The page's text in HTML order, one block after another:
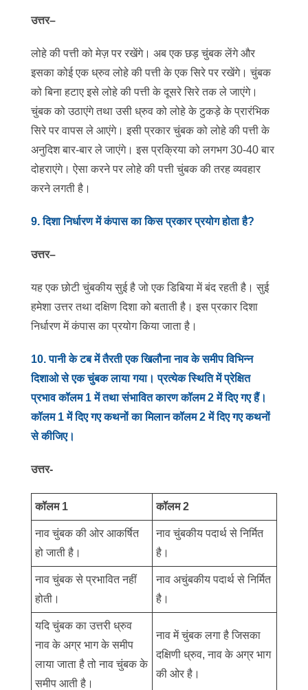
उत्तर–
लोहे की पत्ती को मेज़ पर रखेंगे। अब एक छड़ चुंबक लेंगे और
इसका कोई एक ध्रुव लोहे की पत्ती के एक सिरे पर रखेंगे। चुंबक
को बिना हटाए इसे लोहे की पत्ती के दूसरे सिरे तक ले जाएंगे।
चुंबक को उठाएंगे तथा उसी ध्रुव को लोहे के टुकड़े के प्रारंभिक
सिरे पर वापस ले आएंगे। इसी प्रकार चुंबक को लोहे की पत्ती के
अनुदिश बार-बार ले जाएंगे। इस प्रक्रिया को लगभग 30-40 बार
दोहराएंगे। ऐसा करने पर लोहे की पत्ती चुंबक की तरह व्यवहार
करने लगती है।
9.दिशा निर्धारण में कंपास का किस प्रकार प्रयोग होता है?
उत्तर–
यह एक छोटी चुंबकीय सुई है जो एक डिबिया में बंद रहती है। सुई
हमेशा उत्तर तथा दक्षिण दिशा को बताती है। इस प्रकार दिशा
निर्धारण में कंपास का प्रयोग किया जाता है।
10.पानी के टब में तैरती एक खिलौना नाव के समीप विभिन्न
दिशाओ से एक चुंबक लाया गया। प्रत्येक स्थिति में प्रेक्षित
प्रभाव कॉलम 1 में तथा संभावित कारण कॉलम 2 में दिए गए हैं।
कॉलम 1 में दिए गए कथनों का मिलान कॉलम 2 में दिए गए कथनों
से कीजिए।
उत्तर-
कॉलम 1 कॉलम 2
नाव चुंबक की ओर आकर्षित
हो जाती है।
नाव चुंबकीय पदार्थ से निर्मित
है।
नाव चुंबक से प्रभावित नहीं
होती।
नाव अचुंबकीय पदार्थ से निर्मित
है।
यदि चुंबक का उत्तरी ध्रुव
नाव के अग्र भाग के समीप
लाया जाता है तो नाव चुंबक के
समीप आती है।
नाव में चुंबक लगा है जिसका
दक्षिणी ध्रुव, नाव के अग्र भाग
की ओर है।